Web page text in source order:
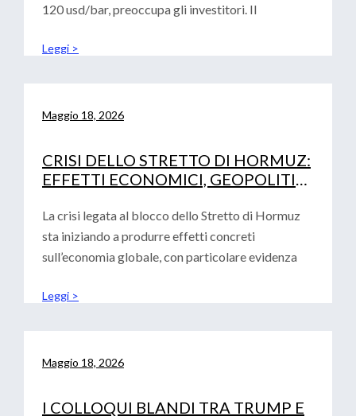
120 usd/bar, preoccupa gli investitori. Il
Leggi >
Maggio 18, 2026
CRISI DELLO STRETTO DI HORMUZ:
EFFETTI ECONOMICI, GEOPOLITICI
STATI UNITI E CINA
La crisi legata al blocco dello Stretto di Hormuz
sta iniziando a produrre effetti concreti
sull’economia globale, con particolare evidenza
Leggi >
Maggio 18, 2026
I COLLOQUI BLANDI TRA TRUMP E